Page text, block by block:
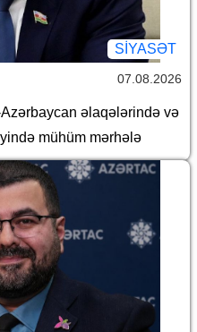
SİYASƏT
07.08.2026
əlaqələrində və
mühüm mərhələ